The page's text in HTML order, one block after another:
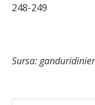
248-249
Sursa: